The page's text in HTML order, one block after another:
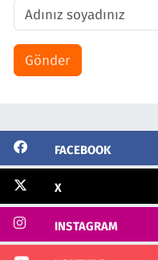
Gönder
FACEBOOK
X
INSTAGRAM